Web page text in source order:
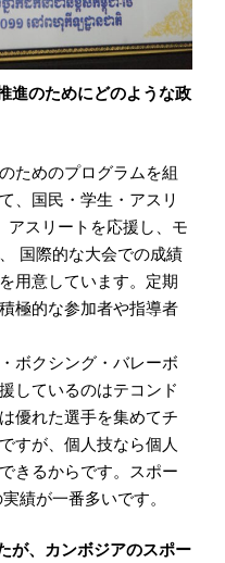
進のためにどのような政
ためのプログラムを組
、国民・学生・アスリ
アスリートを応援し、モ
国際的な大会での成績
用意しています。定期
極的な参加者や指導者
ボクシング・バレーボ
しているのはテコンド
優れた選手を集めてチ
すが、個人技なら個人
きるからです。スポー
績が一番多いです。
が、カンボジアのスポー